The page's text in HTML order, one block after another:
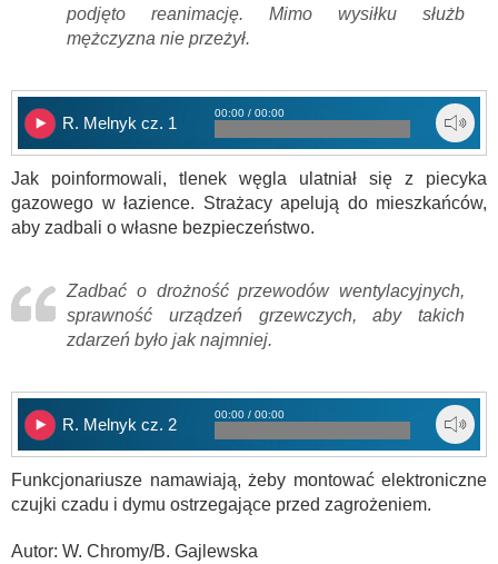
podjęto reanimację. Mimo wysiłku służb
mężczyzna nie przeżył.
R. Melnyk cz. 1
00:00 / 00:00
Jak poinformowali, tlenek węgla ulatniał się z piecyka
gazowego w łazience. Strażacy apelują do mieszkańców,
aby zadbali o własne bezpieczeństwo.
Zadbać o drożność przewodów wentylacyjnych,
sprawność urządzeń grzewczych, aby takich
zdarzeń było jak najmniej.
R. Melnyk cz. 2
00:00 / 00:00
Funkcjonariusze namawiają, żeby montować elektroniczne
czujki czadu i dymu ostrzegające przed zagrożeniem.
Autor: W. Chromy/B. Gajlewska